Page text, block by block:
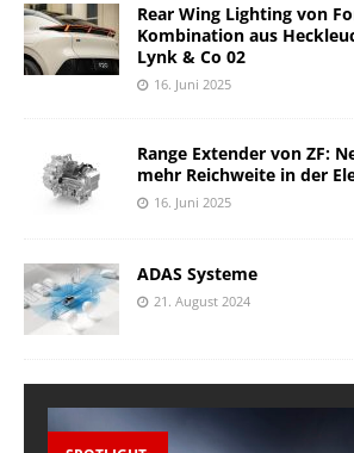
Rear Wing Lighting von
Kombination aus
Lynk & Co 02
16. Juni 2025
Range Extender von ZF:
mehr Reichweite in der
16. Juni 2025
ADAS Systeme
21. August 2024